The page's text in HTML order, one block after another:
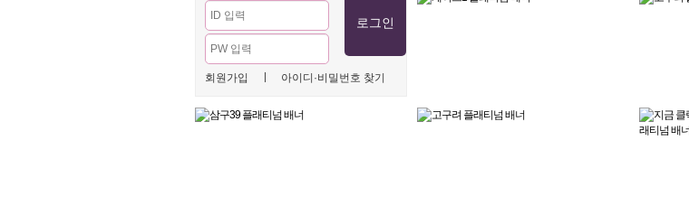
회원가입 아이디·비밀번호 찾기